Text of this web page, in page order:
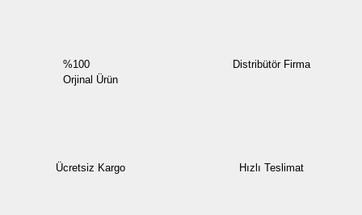
%100
Orjinal Ürün
Distribütör Firma
Ücretsiz Kargo Hızlı Teslimat